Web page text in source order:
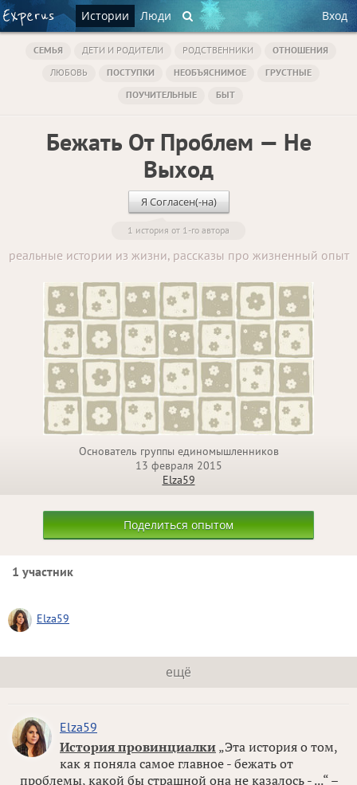
Истории Люди Вход
СЕМЬЯ ДЕТИ И РОДИТЕЛИ РОДСТВЕННИКИ
ОТНОШЕНИЯ
ЛЮБОВЬ
ПОСТУПКИ НЕОБЪЯСНИМОЕ
ГРУСТНЫЕ
ПОУЧИТЕЛЬНЫЕ
БЫТ
Бежать От Проблем — Не
Выход
Я Согласен(-на)
1 история от 1-го автора
реальные истории из жизни, рассказы про жизненный опыт
Основатель группы единомышленников
13 февраля 2015
Elza59
Поделиться опытом
1 участник
Elza59
ещё
Elza59
История провинциалки „Эта история о том,
как я поняла самое главное - бежать от
проблемы, какой бы страшной она не казалось - ...“ –